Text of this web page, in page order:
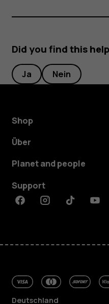
Did you find this
Ja Nein
Shop
Über
Planet and people
Support
FacebookInstagramTiktok
Deutschland